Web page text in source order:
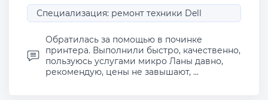
Специализация: ремонт техники Dell
Обратилась за помощью в починке
принтера. Выполнили быстро, качественно,
пользуюсь услугами микро Ланы давно,
рекомендую, цены не завышают, ...